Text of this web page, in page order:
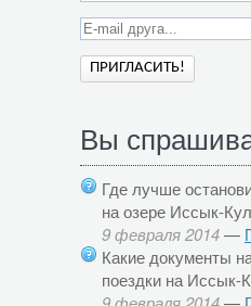
Вы
Где лучше
на озере Иссык-
9 февраля 2014—
Какие документы
поездки на Иссык-